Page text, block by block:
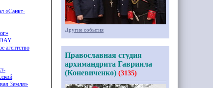
«Санкт-
»
агентство
Земля»
Другие события
Православная студия
архимандрита Гавриила
(Коневиченко) (3135)